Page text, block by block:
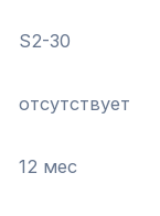
S2-30
отсутствует
12 мес